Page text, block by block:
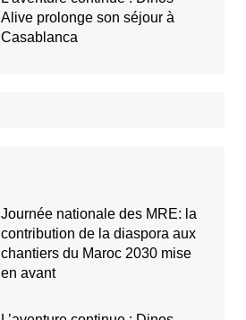
Alive prolonge son séjour à
Casablanca
Journée nationale des MRE: la
contribution de la diaspora aux
chantiers du Maroc 2030 mise
en avant